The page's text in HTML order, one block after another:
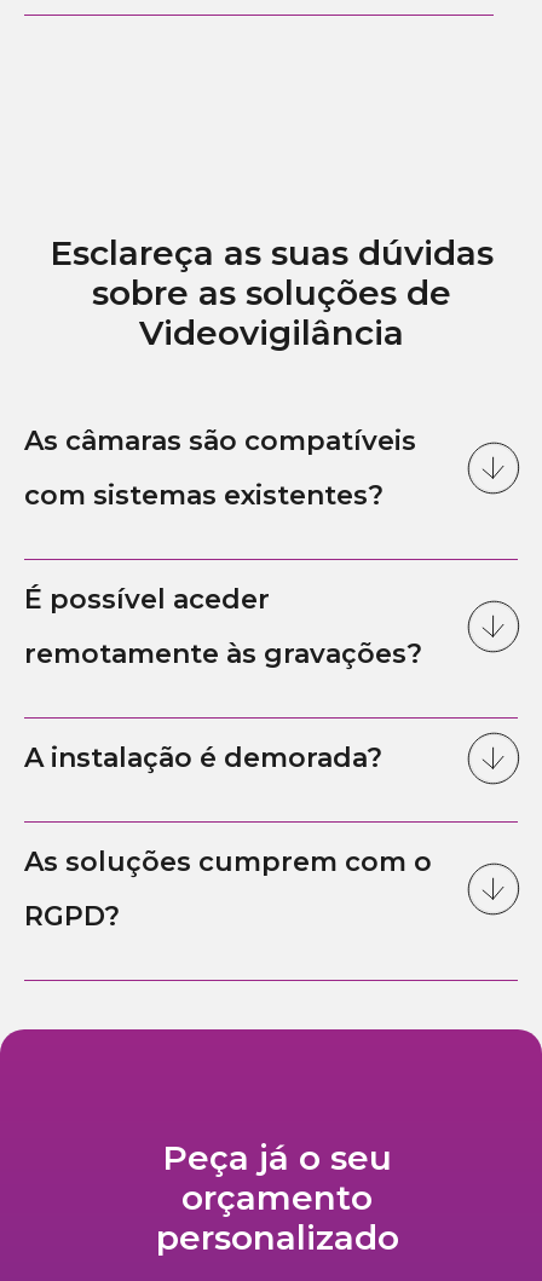
Esclareça as suas dúvidas
sobre as soluções de
Videovigilância
As câmaras são compatíveis
com sistemas existentes?
É possível aceder
remotamente às gravações?
A instalação é demorada?
As soluções cumprem com o
RGPD?
Peça já o seu
orçamento
personalizado